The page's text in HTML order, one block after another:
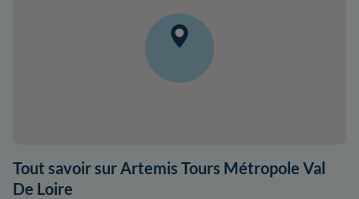
Tout savoir sur Artemis Tours Métropole Val
De Loire